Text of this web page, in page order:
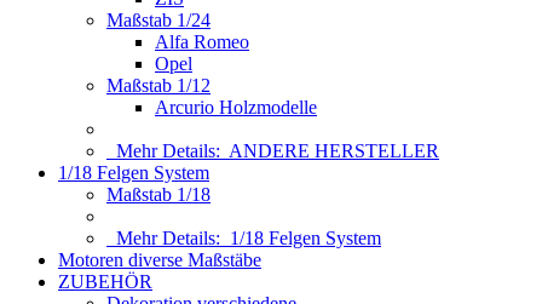
Maßstab 1/24
Alfa Romeo
Opel
Maßstab 1/12
Arcurio Holzmodelle
Mehr Details: ANDERE HERSTELLER
1/18 Felgen System
Maßstab 1/18
Mehr Details: 1/18 Felgen System
Motoren diverse Maßstäbe
ZUBEHÖR